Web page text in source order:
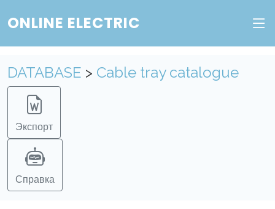
ONLINE ELECTRIC
DATABASE > Cable tray catalogue
Экспорт
Справка
получить доступ ко всем сервисам "Онлайн